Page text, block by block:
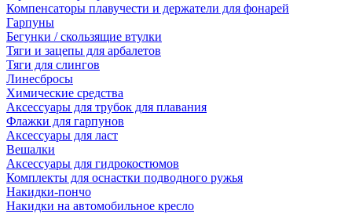
Компенсаторы плавучести и держатели для фонарей
Гарпуны
Бегунки / скользящие втулки
Тяги и зацепы для арбалетов
Тяги для слингов
Линесбросы
Химические средства
Аксессуары для трубок для плавания
Флажки для гарпунов
Аксессуары для ласт
Вешалки
Аксессуары для гидрокостюмов
Комплекты для оснастки подводного ружья
Накидки-пончо
Накидки на автомобильное кресло